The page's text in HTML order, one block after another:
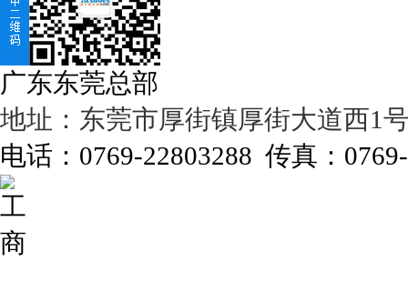
广东东莞总部
地址：东莞市厚街镇厚街大道西1
电话：0769-22803288 传真：